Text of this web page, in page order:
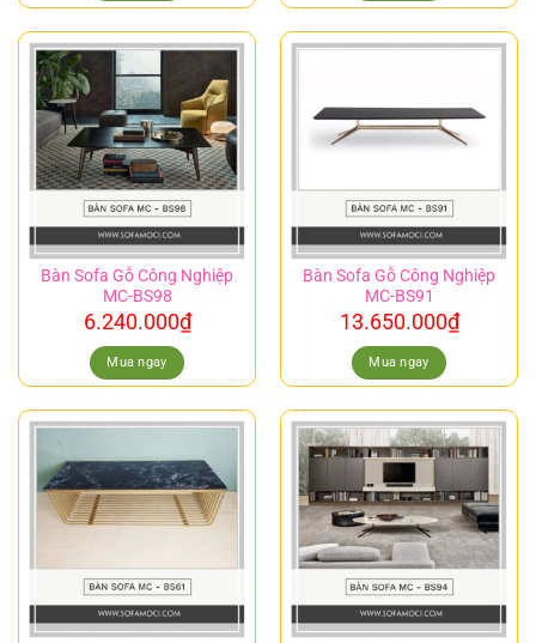
Bàn Sofa Gỗ Công Nghiệp
MC-BS98
6.240.000₫
Mua ngay
Bàn Sofa Gỗ Công Nghiệp
MC-BS91
13.650.000₫
Mua ngay